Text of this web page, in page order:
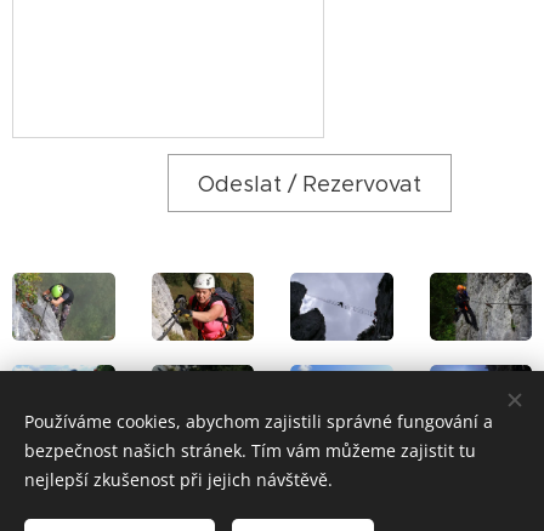
Odeslat / Rezervovat
Používáme cookies, abychom zajistili správné fungování a
bezpečnost našich stránek. Tím vám můžeme zajistit tu
nejlepší zkušenost při jejich návštěvě.